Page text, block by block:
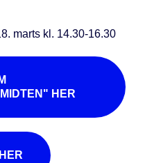
marts kl. 14.30-16.30
HER